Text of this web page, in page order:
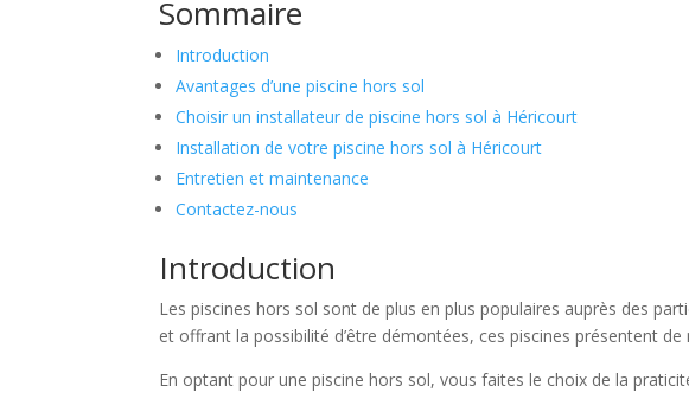
Sommaire
Introduction
Avantages d’une piscine hors sol
Choisir un installateur de piscine hors sol à Héricourt
Installation de votre piscine hors sol à Héricourt
Entretien et maintenance
Contactez-nous
Introduction
Les piscines hors sol sont de plus en plus populaires auprès des
et offrant la possibilité d’être démontées, ces piscines présentent
En optant pour une piscine hors sol, vous faites le choix de la